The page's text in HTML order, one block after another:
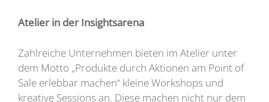
Atelier in der Insightsarena
Zahlreiche Unternehmen bieten im Atelier unter
dem Motto „Produkte durch Aktionen am Point of
Sale erlebbar machen“ kleine Workshops und
kreative Sessions an. Diese machen nicht nur dem